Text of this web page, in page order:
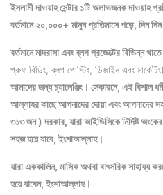
ইসলামী দাওয়াহ সেন্টার ১টি অলাভজনক দাওয়াহ
বর্তমানে ২০,০০০+ মানুষ প্রতিমাসে পড়ে, দিন
বর্তমানে মাদরাসা এবং ব্লগ প্রজেক্টের বিভিন্ন খাতে
প্রুফ রিডিং, ব্লগ পোস্টিং, ডিজাইন এবং মার্কেটিং)
আমাদের জন্য চ্যালেঞ্জিং। সেকারনে, এই বিশাল
আল্লাহর কাছে আপনাদের দোয়া এবং আপনাদের
৩১৩ জন ) দরকার, যারা আইডিসিকে নির্দিষ্ট
সহজ হয়ে যাবে, ইংশাআল্লাহ।
যারা এককালিন, মাসিক অথবা বাৎসরিক সাহায্য
হয়ে যাবেন, ইংশাআল্লাহ।